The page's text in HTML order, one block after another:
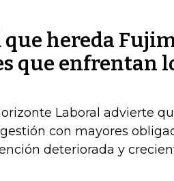
que hereda
que enfrentan
Laboral advierte
gestión con mayores
deteriorada y